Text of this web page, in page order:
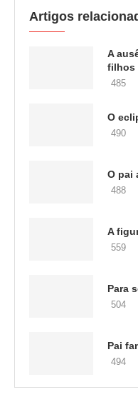
Artigos
A
filhos
485
O
490
O pai
488
A
559
Para
504
Pai
494